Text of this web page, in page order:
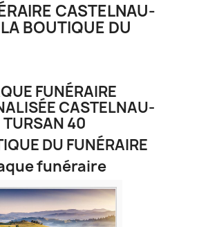
CASTELNAU-
BOUTIQUE DU
FUNÉRAIRE
CASTELNAU-
TURSAN 40
DU FUNÉRAIRE
funéraire